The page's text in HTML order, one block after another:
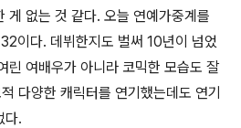
게 없는 것 같다. 오늘 연예가중계를
이다. 데뷔한지도 벌써 10년이 넘었
린 여배우가 아니라 코믹한 모습도 잘
다양한 캐릭터를 연기했는데도 연기
다.